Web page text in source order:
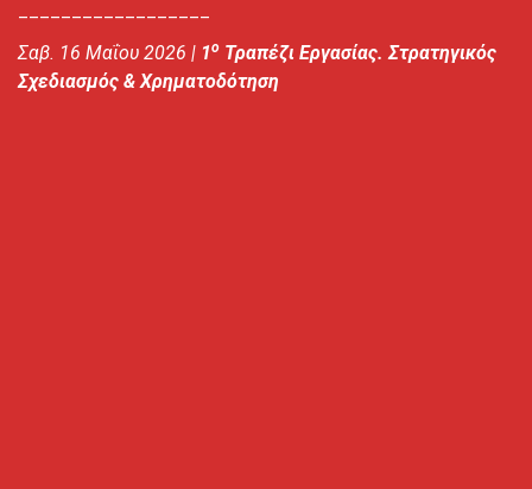
Σαβ. 16 Μαΐου 2026 | 1ο Τραπέζι Εργασίας. Στρατηγικός
Σχεδιασμός & Χρηματοδότηση